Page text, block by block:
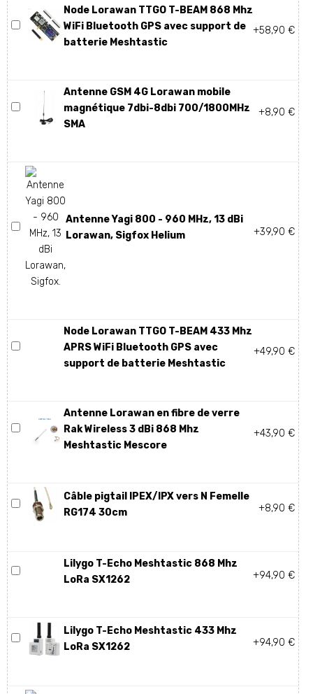
Node Lorawan TTGO T-BEAM 868 Mhz
WiFi Bluetooth GPS avec support de
batterie Meshtastic
+58,90 €
Antenne GSM 4G Lorawan mobile
magnétique 7dbi-8dbi 700/1800MHz
SMA
+8,90 €
Antenne Yagi 800 - 960 MHz, 13 dBi
Lorawan, Sigfox Helium
+39,90 €
Node Lorawan TTGO T-BEAM 433 Mhz
APRS WiFi Bluetooth GPS avec
support de batterie Meshtastic
+49,90 €
Antenne Lorawan en fibre de verre
Rak Wireless 3 dBi 868 Mhz
Meshtastic Mescore
+43,90 €
Câble pigtail IPEX/IPX vers N Femelle
RG174 30cm
+8,90 €
Lilygo T-Echo Meshtastic 868 Mhz
LoRa SX1262
+94,90 €
Lilygo T-Echo Meshtastic 433 Mhz
LoRa SX1262
+94,90 €